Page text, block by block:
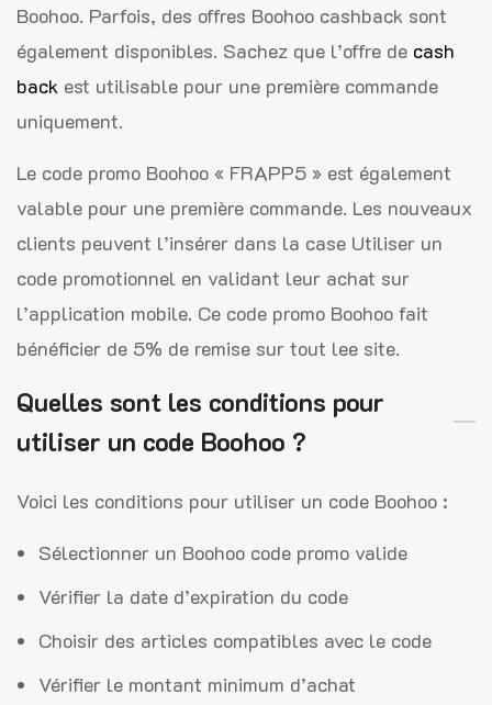
Boohoo. Parfois, des offres Boohoo cashback sont
également disponibles. Sachez que l’offre de cash
back est utilisable pour une première commande
uniquement.
Le code promo Boohoo « FRAPP5 » est également
valable pour une première commande. Les nouveaux
clients peuvent l’insérer dans la case Utiliser un
code promotionnel en validant leur achat sur
l’application mobile. Ce code promo Boohoo fait
bénéficier de 5% de remise sur tout lee site.
Quelles sont les conditions pour
utiliser un code Boohoo ?
Voici les conditions pour utiliser un code Boohoo :
Sélectionner un Boohoo code promo valide
Vérifier la date d’expiration du code
Choisir des articles compatibles avec le code
Vérifier le montant minimum d’achat